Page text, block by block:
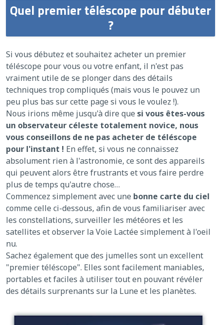
Quel premier téléscope pour débuter
?
Si vous débutez et souhaitez acheter un premier
téléscope pour vous ou votre enfant, il n'est pas
vraiment utile de se plonger dans des détails
techniques trop compliqués (mais vous le pouvez un
peu plus bas sur cette page si vous le voulez !).
Nous irions même jusqu'à dire que si vous êtes-vous
un observateur céleste totalement novice, nous
vous conseillons de ne pas acheter de téléscope
pour l'instant ! En effet, si vous ne connaissez
absolument rien à l'astronomie, ce sont des appareils
qui peuvent alors être frustrants et vous faire perdre
plus de temps qu'autre chose…
Commencez simplement avec une bonne carte du ciel
comme celle ci-dessous, afin de vous familiariser avec
les constellations, surveiller les météores et les
satellites et observer la Voie Lactée simplement à l'oeil
nu.
Sachez également que des jumelles sont un excellent
"premier téléscope". Elles sont facilement maniables,
portables et faciles à utiliser tout en pouvant révéler
des détails surprenants sur la Lune et les planètes.